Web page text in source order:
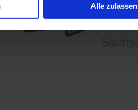
Alle zulassen